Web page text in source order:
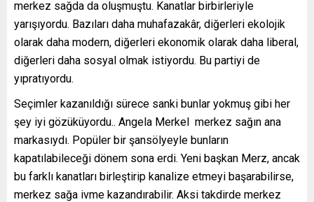
merkez sağda da oluşmuştu. Kanatlar birbirleriyle
yarışıyordu. Bazıları daha muhafazakâr, diğerleri ekolojik
olarak daha modern, diğerleri ekonomik olarak daha liberal,
diğerleri daha sosyal olmak istiyordu. Bu partiyi de
yıpratıyordu.
Seçimler kazanıldığı sürece sanki bunlar yokmuş gibi her
şey iyi gözüküyordu.. Angela Merkel merkez sağın ana
markasıydı. Popüler bir şansölyeyle bunların
kapatılabileceği dönem sona erdi. Yeni başkan Merz, ancak
bu farklı kanatları birleştirip kanalize etmeyi başarabilirse,
merkez sağa ivme kazandırabilir. Aksi takdirde merkez